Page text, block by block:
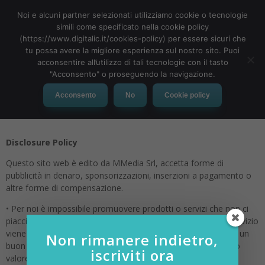
MENU
Disclosure Policy
Disclosure Policy
Questo sito web è edito da MMedia Srl, accetta forme di
pubblicità in denaro, sponsorizzazioni, inserzioni a pagamento o
altre forme di compensazione.
• Per noi è impossibile promuovere prodotti o servizi che non ci
piacciono, o convincano davvero, quindi un prodotto o un servizio
viene raccomandato o segnalato è perché pensiamo che sia un
buon prodotto, sul serio. Se consideriamo qualcosa di scarso
valore te ne accorgerai lo diciamo oppure non ne parliamo
Non rimanere indietro,
iscriviti ora
Noi e alcuni partner selezionati utilizziamo cookie o tecnologie
simili come specificato nella cookie policy
(https://www.digitalic.it/cookies-policy) per essere sicuri che
tu possa avere la migliore esperienza sul nostro sito. Puoi
acconsentire all’utilizzo di tali tecnologie con il tasto
"Acconsento" o proseguendo la navigazione.
Acconsento No Cookie policy